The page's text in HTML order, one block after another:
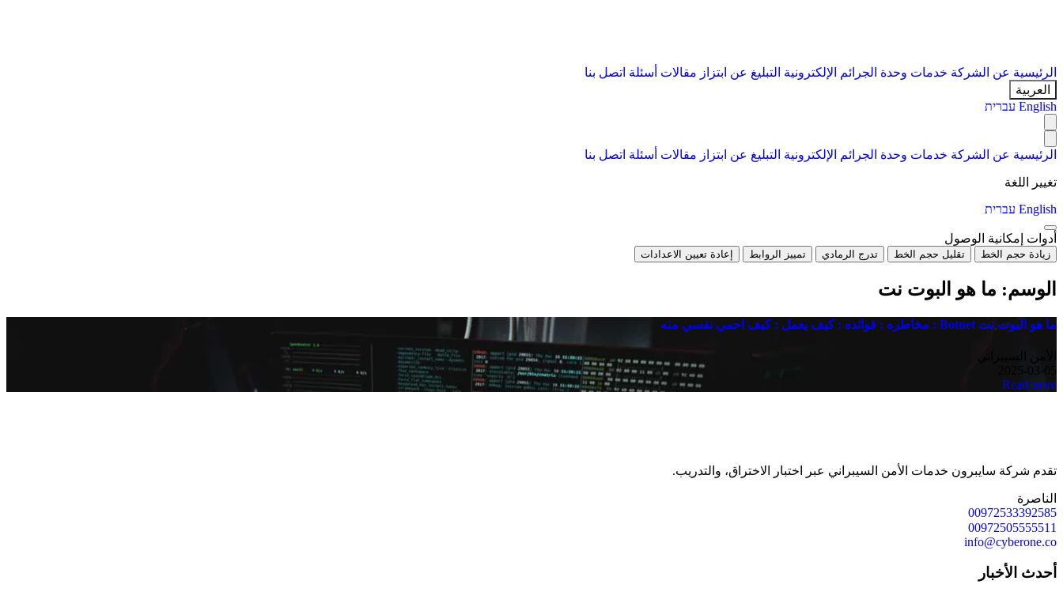
الرئيسية عن الشركة خدمات وحدة الجرائم الإلكترونية التبليغ عن ابتزاز مقالات أسئلة اتصل بنا
العربية
English עברית
الرئيسية عن الشركة خدمات وحدة الجرائم الإلكترونية التبليغ عن ابتزاز مقالات أسئلة اتصل بنا
تغيير اللغة
English עברית
أدوات إمكانية الوصول
زيادة حجم الخط تقليل حجم الخط تدرج الرمادي تمييز الروابط إعادة تعيين الاعدادات
الوسم: ما هو البوت نت
ما هو البوت نت Botnet : مخاطره : فوائده : كيف يعمل : كيف احمي نفسي منه
الأمن السيبراني
2025-03-05
Read more
تقدم شركة سايبرون خدمات الأمن السيبراني عبر اختبار الاختراق، والتدريب.
الناصرة
00972533392585
00972505555511
info@cyberone.co
أحدث الأخبار